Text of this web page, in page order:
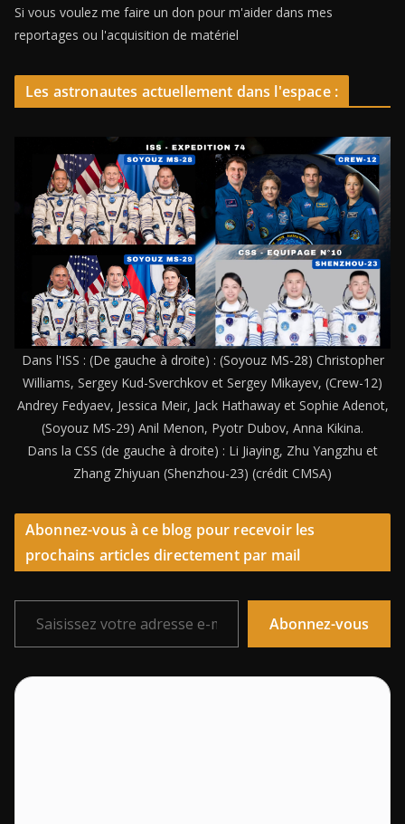
Si vous voulez me faire un don pour m'aider dans mes
reportages ou l'acquisition de matériel
Les astronautes actuellement dans l'espace :
Dans l'ISS : (De gauche à droite) : (Soyouz MS-28) Christopher
Williams, Sergey Kud-Sverchkov et Sergey Mikayev, (Crew-12)
Andrey Fedyaev, Jessica Meir, Jack Hathaway et Sophie Adenot,
(Soyouz MS-29) Anil Menon, Pyotr Dubov, Anna Kikina.
Dans la CSS (de gauche à droite) : Li Jiaying, Zhu Yangzhu et
Zhang Zhiyuan (Shenzhou-23) (crédit CMSA)
Abonnez-vous à ce blog pour recevoir les
prochains articles directement par mail
Saisissez votre adresse e-mail…
Abonnez-vous